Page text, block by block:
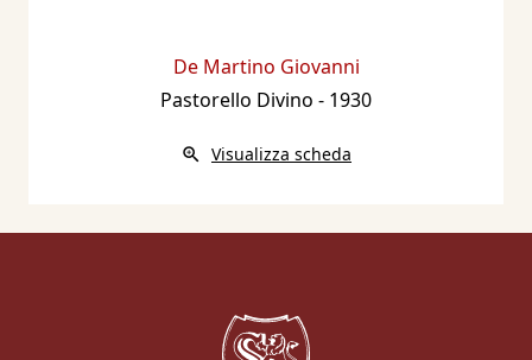
De Martino Giovanni
Pastorello Divino - 1930
Visualizza scheda